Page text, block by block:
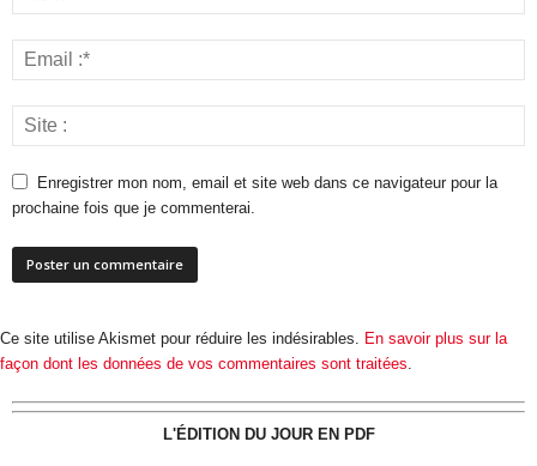
Enregistrer mon nom, email et site web dans ce navigateur pour la
prochaine fois que je commenterai.
Ce site utilise Akismet pour réduire les indésirables. En savoir plus sur la
façon dont les données de vos commentaires sont traitées
L'ÉDITION DU JOUR EN PDF